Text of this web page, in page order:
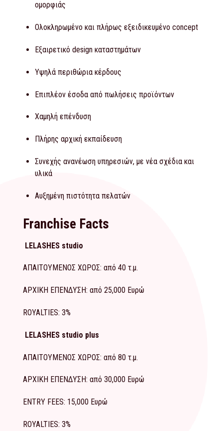
ομορφιάς
Ολοκληρωμένο και πλήρως εξειδικευμένο concept
Εξαιρετικό design καταστημάτων
Υψηλά περιθώρια κέρδους
Επιπλέον έσοδα από πωλήσεις προϊόντων
Χαμηλή επένδυση
Πλήρης αρχική εκπαίδευση
Συνεχής ανανέωση υπηρεσιών, με νέα σχέδια και
υλικά
Αυξημένη πιστότητα πελατών
Franchise Facts
LELASHES studio
ΑΠΑΙΤΟΥΜΕΝΟΣ ΧΩΡΟΣ: από 40 τ.μ.
ΑΡΧΙΚΗ ΕΠΕΝΔΥΣΗ: από 25,000 Ευρώ
ROYALTIES: 3%
LELASHES studio plus
ΑΠΑΙΤΟΥΜΕΝΟΣ ΧΩΡΟΣ: από 80 τ.μ.
ΑΡΧΙΚΗ ΕΠΕΝΔΥΣΗ: από 30,000 Ευρώ
ENTRY FEES: 15,000 Ευρώ
ROYALTIES: 3%